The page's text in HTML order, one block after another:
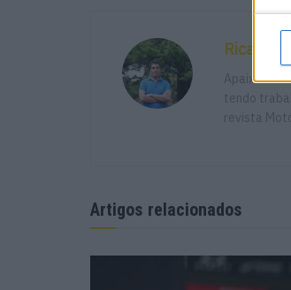
Ricardo
tendo
revista
Artigos relacionados